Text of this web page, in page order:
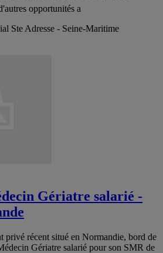
opportunités a
Ste Adresse - Seine-Maritime
Gériatre salarié -
privé récent situé en Normandie, bord de
Gériatre salarié pour son SMR de